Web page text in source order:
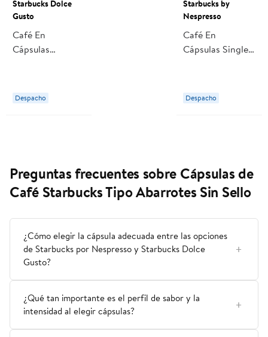
Starbucks Dolce
Gusto
Café En
Cápsulas
Tazas 127,8 g
Starbucks Dolce
Despacho
Starbucks by
Nespresso
Café En
Cápsulas Single-
57 g Starbucks
by Nespresso
Despacho
Preguntas frecuentes sobre Cápsulas de
Café Starbucks Tipo Abarrotes Sin Sello
¿Cómo elegir la cápsula adecuada entre las opciones
de Starbucks por Nespresso y Starbucks Dolce
Gusto?
¿Qué tan importante es el perfil de sabor y la
intensidad al elegir cápsulas?